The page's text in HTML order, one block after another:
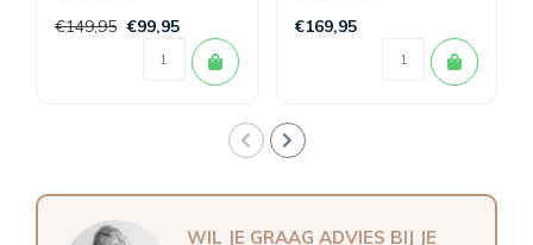
€149,95 €99,95
€169,95
WIL JE GRAAG ADVIES BIJ JE